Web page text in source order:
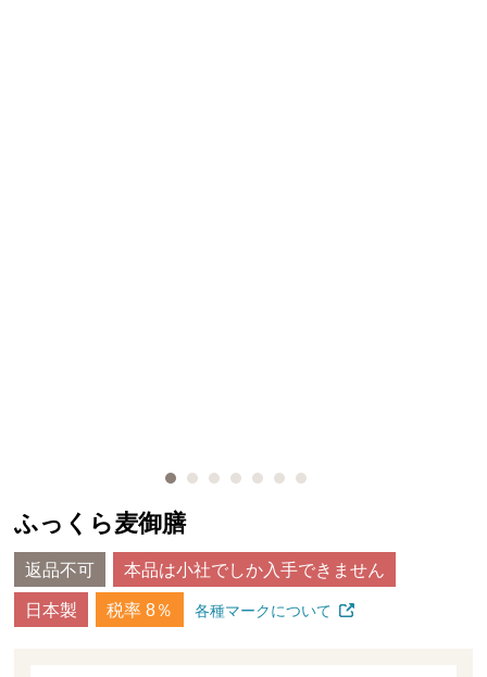
ふっくら麦御膳
返品不可 本品は小社でしか入手できません
日本製 税率 8％ 各種マークについて